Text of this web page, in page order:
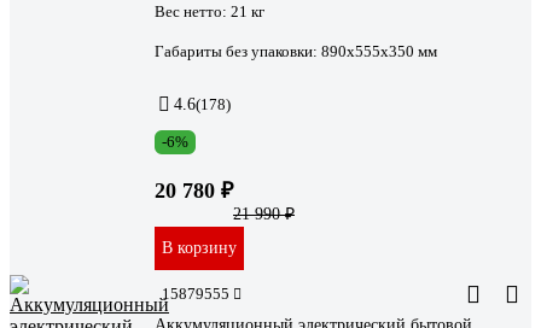
Вес нетто: 21 кг
Габариты без упаковки: 890х555х350 мм
4.6(178)
-6%
20 780 ₽
21 990 ₽
В корзину
15879555